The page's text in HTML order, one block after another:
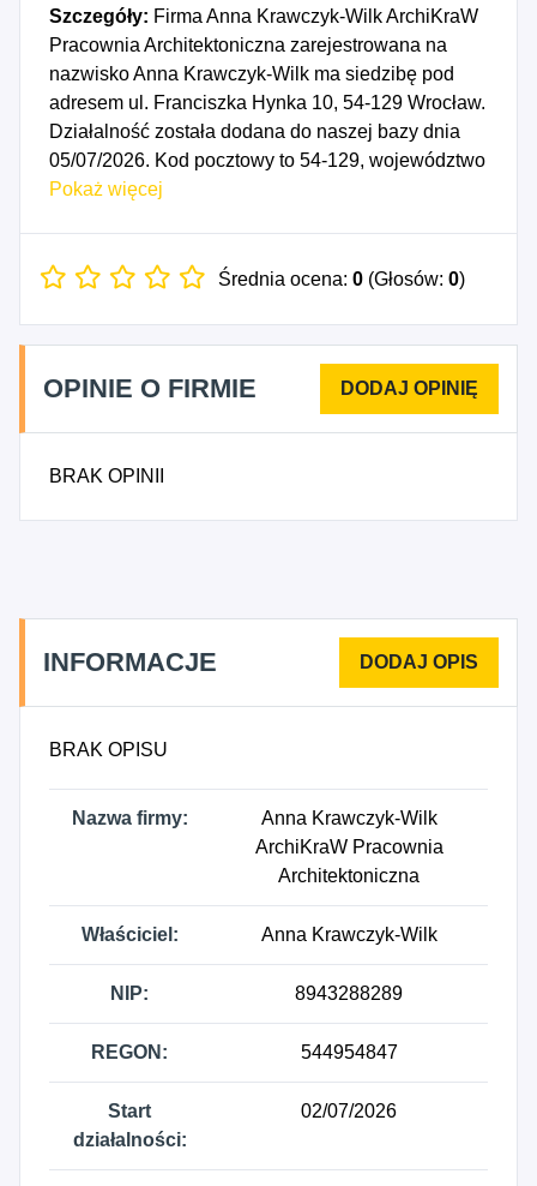
Szczegóły: Firma Anna Krawczyk-Wilk ArchiKraW
Pracownia Architektoniczna zarejestrowana na
nazwisko Anna Krawczyk-Wilk ma siedzibę pod
adresem ul. Franciszka Hynka 10, 54-129 Wrocław.
Działalność została dodana do naszej bazy dnia
05/07/2026. Kod pocztowy to 54-129, województwo
DOLNOŚLĄSKIE, powiat Wrocław. Numer
Krawczyk-Wilk ArchiKraW Pracownia
02/07/2026. Wybrane kody PKD to: 7111Z -
Działalność w zakresie architektury.
Pokaż więcej
Średnia ocena: 0 (Głosów: 0)
OPINIE O FIRMIE
BRAK OPINII
INFORMACJE
BRAK OPISU
Nazwa firmy:
Anna Krawczyk-Wilk
ArchiKraW Pracownia
Architektoniczna
Właściciel: Anna Krawczyk-Wilk
NIP: 8943288289
REGON: 544954847
Start
działalności:
02/07/2026